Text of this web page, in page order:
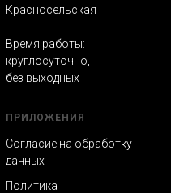
Красносельская
Время работы:
круглосуточно,
без выходных
ПРИЛОЖЕНИЯ
Согласие на обработку
данных
Политика